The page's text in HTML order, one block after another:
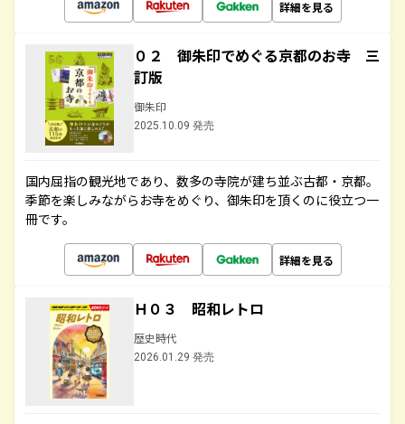
詳細を見る
０２ 御朱印でめぐる京都のお寺 三
訂版
御朱印
2025.10.09 発売
国内屈指の観光地であり、数多の寺院が建ち並ぶ古都・京都。
季節を楽しみながらお寺をめぐり、御朱印を頂くのに役立つ一
冊です。
詳細を見る
Ｈ０３ 昭和レトロ
歴史時代
2026.01.29 発売